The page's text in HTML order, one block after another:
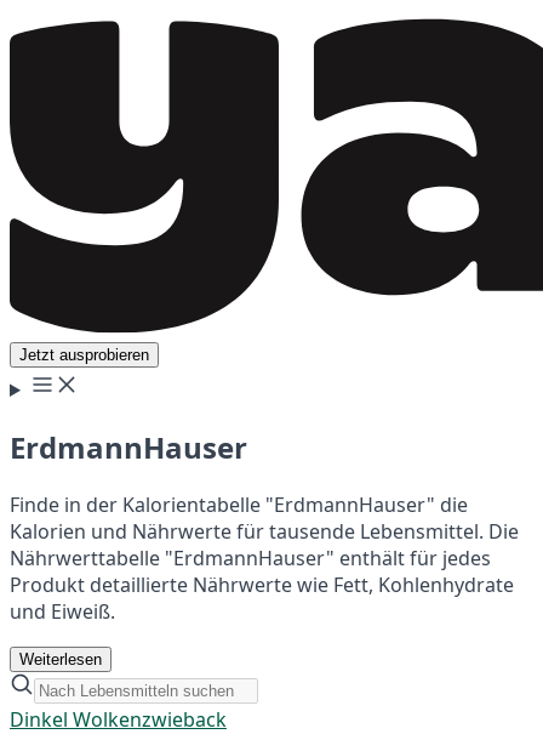
Jetzt ausprobieren
ErdmannHauser
Finde in der Kalorientabelle "ErdmannHauser" die
Kalorien und Nährwerte für tausende Lebensmittel. Die
Nährwerttabelle "ErdmannHauser" enthält für jedes
Produkt detaillierte Nährwerte wie Fett, Kohlenhydrate
und Eiweiß.
Weiterlesen
Dinkel Wolkenzwieback